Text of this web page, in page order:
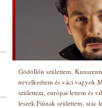
Gödöllőn születtem,
nevelkedtem és váci
születtem, európai lettem és
leszek.Fiúnak születtem, srác